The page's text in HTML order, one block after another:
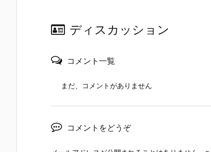
ディスカッション
コメント一覧
まだ、コメントがありません
コメントをどうぞ